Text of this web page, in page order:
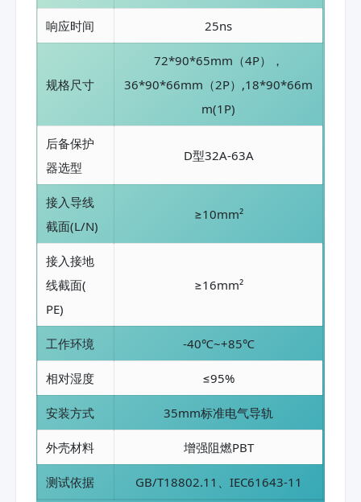
响应时间 25ns
规格尺寸
72*90*65mm（4P），
36*90*66mm（2P）,18*90*66m
m(1P)
后备保护
器选型
D型32A-63A
接入导线
截面(L/N)
≥10mm²
接入接地
线截面(
PE)
≥16mm²
工作环境 -40℃~+85℃
相对湿度 ≤95%
安装方式 35mm标准电气导轨
外壳材料 增强阻燃PBT
测试依据 GB/T18802.11、IEC61643-11